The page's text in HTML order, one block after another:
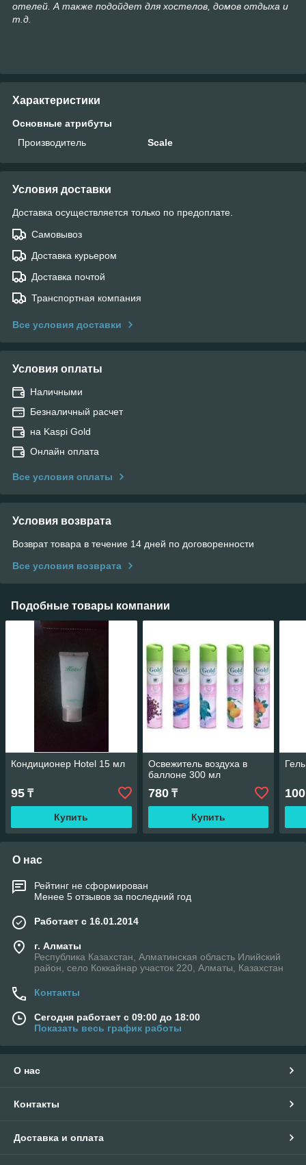
отелей. А также подойдет для хостелов, домов отдыха и
т.д.
Характеристики
Основные атрибуты
Производитель
Scale
Условия доставки
Доставка осуществляется только по предоплате.
Самовывоз
Доставка курьером
Доставка почтой
Транспортная компания
Все условия доставки
Условия оплаты
Наличными
Безналичный расчет
на Kaspi Gold
Онлайн оплата
Все условия оплаты
Условия возврата
Возврат товара в течение 14 дней по договоренности
Все условия возврата
Подобные товары компании
Кондиционер Hotel 15 мл
95 ₸
Купить
Освежитель воздуха в
баллоне 300 мл
780₸
Купить
100
О нас
Рейтинг не сформирован
Менее 5 отзывов за последний год
Работает с 16.01.2014
г. Алматы
Республика Казахстан, Алматинская область Илийский
район, село Коккайнар участок 220, Алматы, Казахстан
Контакты
Сегодня работает с 09:00 до 18:00
Показать весь график работы
О нас
Контакты
Доставка и оплата